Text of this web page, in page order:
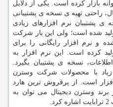
بازار کرده است. یکی از دلایل
راحتی تهیه ی نسخه ی پشتیبانی
پشتیبان نرم افزارهای زیادی
شده است؛ ولی این بار شرکت
و نرم افزار رایگانی را برای
کرده است. این نرم افزار به
نسخه ی پشتیبان بگیرد.
زیاد با محصولات شرکت وسترن
است. از پرفروش ترین هارد
برند وسترن دیجیتال می توان به